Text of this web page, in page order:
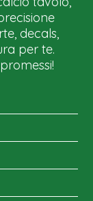
decals,
per te.